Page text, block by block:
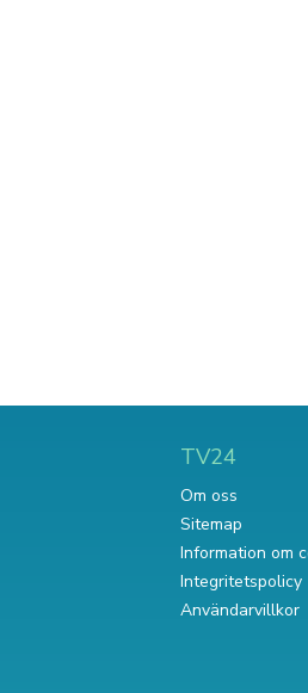
TV24
Om oss
Sitemap
Information om
Integritetspolicy
Användarvillkor